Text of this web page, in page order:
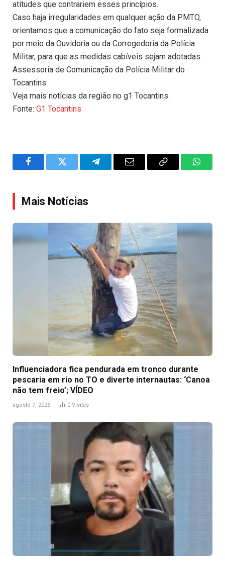
atitudes que contrariem esses princípios.
Caso haja irregularidades em qualquer ação da PMTO,
orientamos que a comunicação do fato seja formalizada
por meio da Ouvidoria ou da Corregedoria da Polícia
Militar, para que as medidas cabíveis sejam adotadas.
Assessoria de Comunicação da Polícia Militar do
Tocantins
Veja mais notícias da região no g1 Tocantins.
Fonte: G1 Tocantins
FacebookTwitter TelegramEmail
Copy
Mais Notícias
Influenciadora fica pendurada em tronco durante
pescaria em rio no TO e diverte internautas: ‘Canoa
não tem freio’; VÍDEO
agosto 7, 2026 0 Visitas